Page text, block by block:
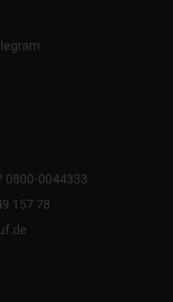
0800-0044333
157 78